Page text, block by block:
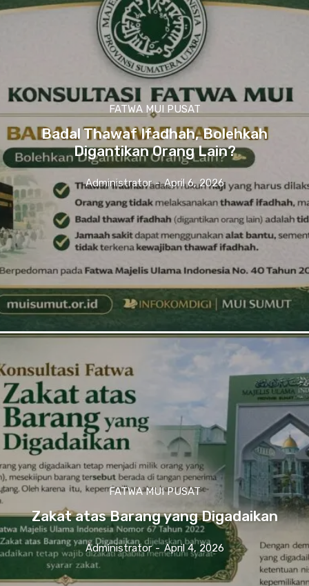
FATWA MUI PUSAT
Badal Thawaf Ifadhah, Bolehkah
Digantikan Orang Lain?
Administrator - April 6, 2026
FATWA MUI PUSAT
Zakat atas Barang yang Digadaikan
Administrator - April 4, 2026